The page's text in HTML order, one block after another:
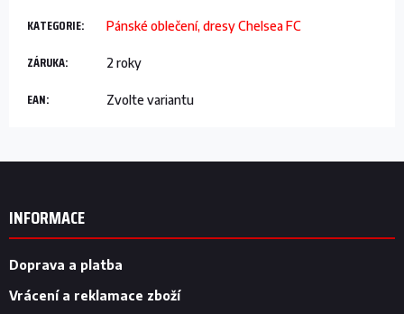
KATEGORIE: Pánské oblečení, dresy Chelsea FC
ZÁRUKA: 2 roky
EAN: Zvolte variantu
Z
INFORMACE
Doprava a platba
Vrácení a reklamace zboží